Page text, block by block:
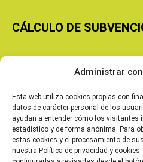
Administrar
Esta web utiliza cookies propias con
datos de carácter personal de los
ayudan a entender cómo los visitantes
estadístico y de forma anónima. Para
estas cookies y el procesamiento de
nuestra Política de privacidad y
CÁLCULO DE